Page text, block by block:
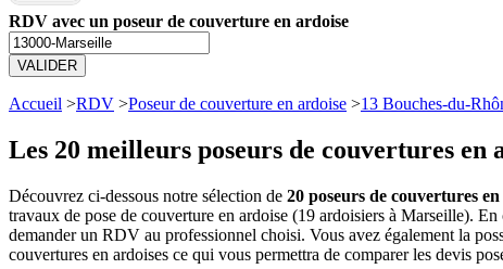
RDV avec un poseur de couverture en ardoise
VALIDER
Accueil >RDV >Poseur de couverture en ardoise >13 Bouches-du-
Les 20 meilleurs poseurs de couvertures
Découvrez ci-dessous notre sélection de 20 poseurs de couvertures
travaux de pose de couverture en ardoise (19 ardoisiers à Marseille).
demander un RDV au professionnel choisi. Vous avez également la
couvertures en ardoises ce qui vous permettra de comparer les devis